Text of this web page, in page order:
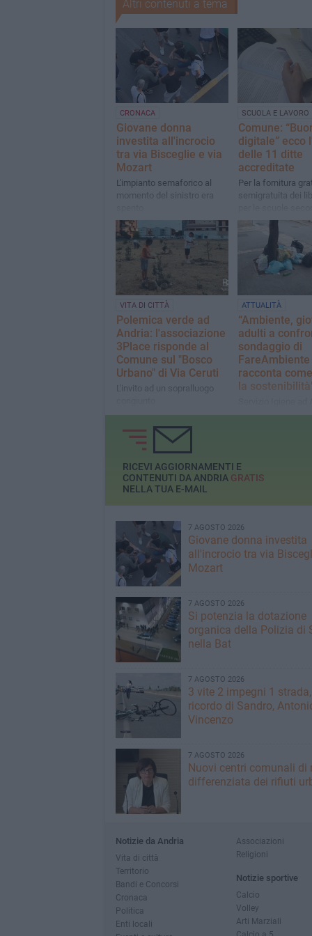
Altri contenuti a tema
CRONACA
Giovane donna
investita all'incrocio
tra via Bisceglie e via
Mozart
L'impianto semaforico al
momento del sinistro era
SCUOLA E LAVORO
Comune:
digitale” ecco
delle 11 ditte
accreditate
Per la fornitura
semigratuita dei
1° e di 2° grado
2026/2027
VITA DI CITTÀ
Polemica verde ad
Andria: l'associazione
3Place risponde al
Comune sul "Bosco
Urbano" di Via Ceruti
L'invito ad un sopralluogo
ATTUALITÀ
“Ambiente,
adulti a
sondaggio di
racconta
la
Servizio Igiene ad
circa il 72% ritiene
RICEVI AGGIORNAMENTI E
CONTENUTI DA ANDRIA GRATIS
NELLA TUA E-MAIL
7 AGOSTO 2026
Giovane donna investita
all'incrocio tra via
Mozart
7 AGOSTO 2026
Si potenzia la dotazione
organica della Polizia di
nella Bat
7 AGOSTO 2026
3 vite 2 impegni 1
ricordo di Sandro,
Vincenzo
7 AGOSTO 2026
Nuovi centri comunali di
differenziata dei rifiuti
Notizie da Andria
Vita di città
Territorio
Bandi e Concorsi
Cronaca
Politica
Enti locali
Associazioni
Religioni
Notizie sportive
Calcio
Volley
Arti Marziali